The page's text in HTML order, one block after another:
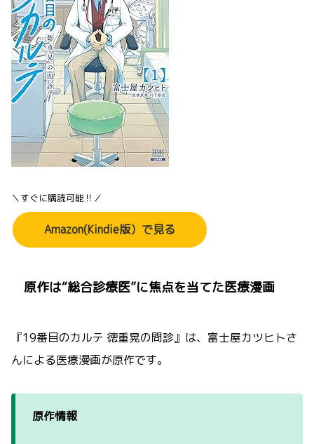
＼すぐに購読可能‼／
Amazon(Kindie版）で見る
原作は“総合診療医”に焦点を当てた医療漫画
『19番目のカルテ 徳重晃の問診』は、富士屋カツヒトさ
んによる医療漫画が原作です。
原作情報